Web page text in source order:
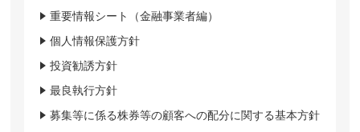
重要情報シート（金融事業者編）
個人情報保護方針
投資勧誘方針
最良執行方針
募集等に係る株券等の顧客への配分に関する基本方針